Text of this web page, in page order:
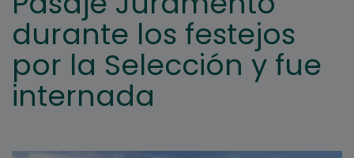
durante los festejos
por la Selección y fue
internada